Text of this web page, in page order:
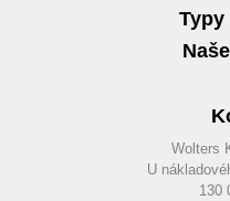
Wolters
U
130